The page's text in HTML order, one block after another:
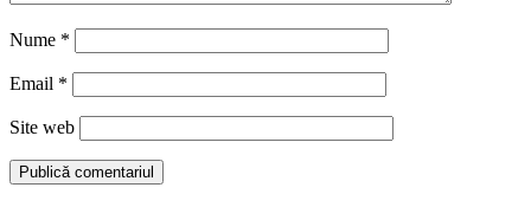
Nume *
Email *
Site web